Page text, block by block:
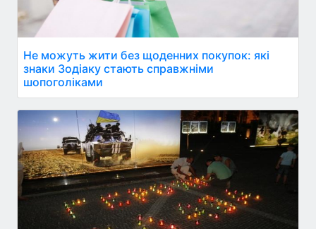
Не можуть жити без щоденних покупок: які
знаки Зодіаку стають справжніми
шопоголіками